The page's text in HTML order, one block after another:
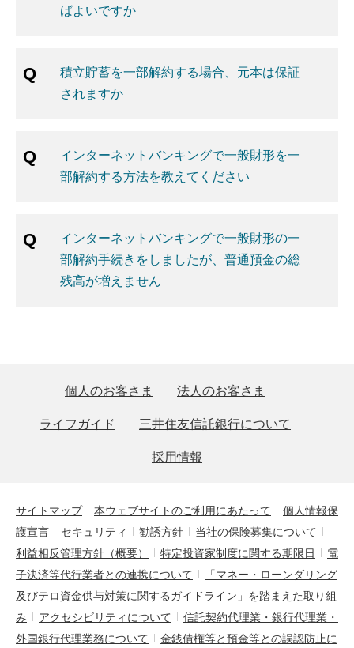
ばよいですか
積立貯蓄を一部解約する場合、元本は保証
されますか
インターネットバンキングで一般財形を一
部解約する方法を教えてください
インターネットバンキングで一般財形の一
部解約手続きをしましたが、普通預金の総
残高が増えません
個人のお客さま
法人のお客さま
ライフガイド
三井住友信託銀行について
採用情報
サイトマップ 本ウェブサイトのご利用にあたって
個人情報保
護宣言
セキュリティ 勧誘方針
当社の保険募集について
利益相反管理方針（概要）
特定投資家制度に関する期限日
電
子決済等代行業者との連携について
「マネー・ローンダリング
及びテロ資金供与対策に関するガイドライン」を踏まえた取り組
み
アクセシビリティについて
信託契約代理業・銀行代理業・
外国銀行代理業務について
金銭債権等と預金等との誤認防止に